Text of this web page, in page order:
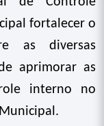
fortalecer o
as diversas
aprimorar as
interno no